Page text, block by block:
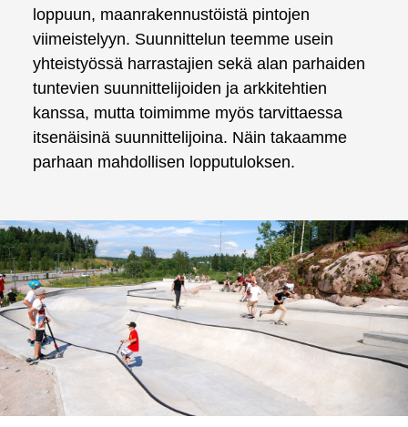
loppuun, maanrakennustöistä pintojen
viimeistelyyn. Suunnittelun teemme usein
yhteistyössä harrastajien sekä alan parhaiden
tuntevien suunnittelijoiden ja arkkitehtien
kanssa, mutta toimimme myös tarvittaessa
itsenäisinä suunnittelijoina. Näin takaamme
parhaan mahdollisen lopputuloksen.